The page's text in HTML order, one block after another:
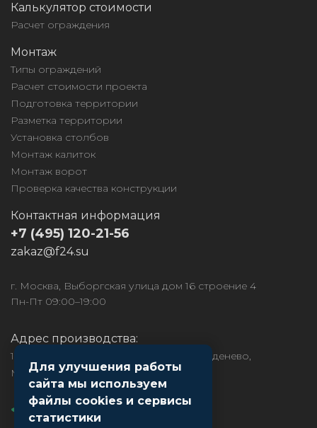
Калькулятор стоимости
Расчет ограждения
Монтаж
Типы ограждений
Расчет стоимости проекта
Подготовка территории
Разметка территории
Установка столбов
Монтаж калиток
Монтаж ворот
Проверка качества конструкции
Контактная информация
+7 (495) 120-21-56
zakaz@f24.su
г. Москва, Выборгская улица дом 16 строение 4
Пн-Пт 09:00–19:00
Адрес производства:
141850, МО, Дмитровский район, рп. Деденево,
Московское ш., д.1
Для улучшения работы
сайта мы используем
файлы cookies и сервисы
статистики